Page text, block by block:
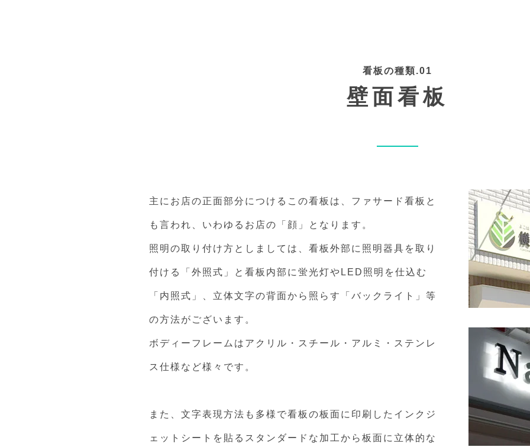
看板の種類.01
壁面看板
主にお店の正面部分につけるこの看板は、ファサード看板と
も言われ、いわゆるお店の「顔」となります。
照明の取り付け方としましては、看板外部に照明器具を取り
付ける「外照式」と看板内部に蛍光灯やLED照明を仕込む
「内照式」、立体文字の背面から照らす「バックライト」等
の方法がございます。
ボディーフレームはアクリル・スチール・アルミ・ステンレ
ス仕様など様々です。
また、文字表現方法も多様で看板の板面に印刷したインクジ
ェットシートを貼るスタンダードな加工から板面に立体的な